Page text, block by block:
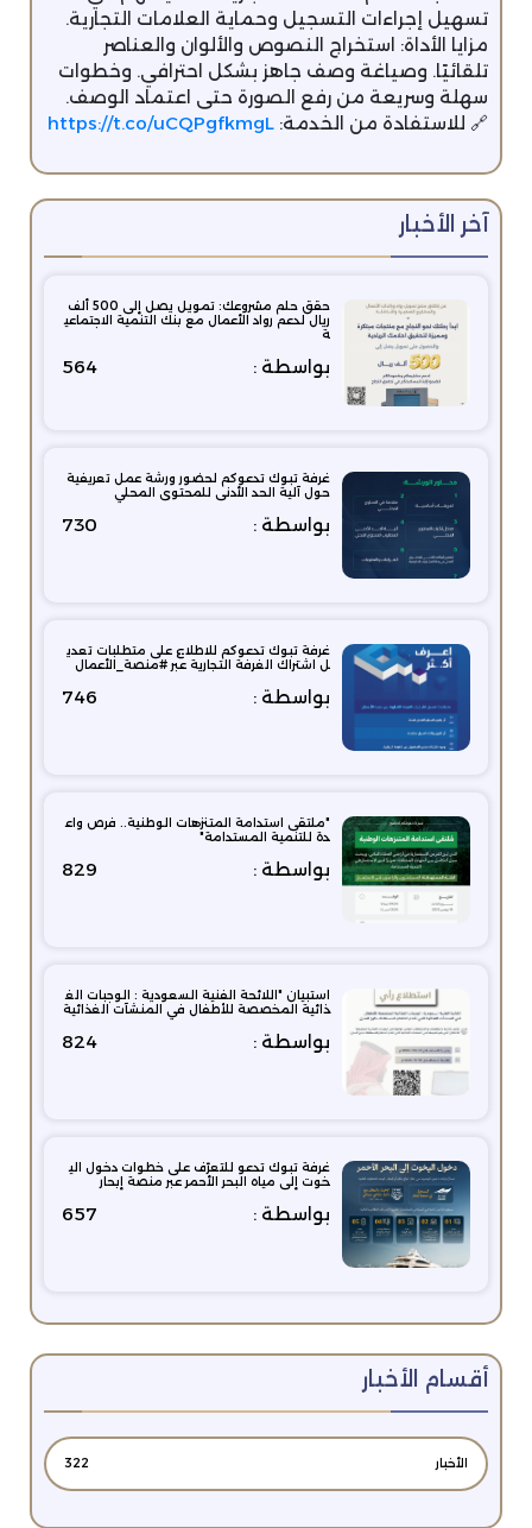
تسهيل إجراءات التسجيل وحماية العلامات التجارية.
مزايا الأداة: استخراج النصوص والألوان والعناصر
تلقائيًا. وصياغة وصف جاهز بشكل احترافي. وخطوات
سهلة وسريعة من رفع الصورة حتى اعتماد الوصف.
🔗 للاستفادة من الخدمة: https://t.co/uCQPgfkmgL
آخر الأخبار
حقق حلم مشروعك: تمويل يصل إلى 500 ألف
ريال لدعم رواد الأعمال مع بنك التنمية الاجتماعي
ة
بواسطة : 564
غرفة تبوك تدعوكم لحضور ورشة عمل تعريفية
حول آلية الحد الأدنى للمحتوى المحلي
بواسطة : 730
غرفة تبوك تدعوكم للاطلاع على متطلبات تعدي
ل اشتراك الغرفة التجارية عبر #منصة_الأعمال
بواسطة : 746
"ملتقى استدامة المتنزهات الوطنية.. فرص واع
دة للتنمية المستدامة"
بواسطة : 829
استبيان "اللائحة الفنية السعودية : الوجبات الغ
ذائية المخصصة للأطفال في المنشآت الغذائية
بواسطة : 824
غرفة تبوك تدعو للتعرّف على خطوات دخول الي
خوت إلى مياه البحر الأحمر عبر منصة إبحار
بواسطة : 657
أقسام الأخبار
الأخبار 322